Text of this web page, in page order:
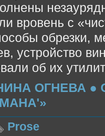
вровень с
обрезки,
устройство
об их
ОГНЕВА ●
Prose